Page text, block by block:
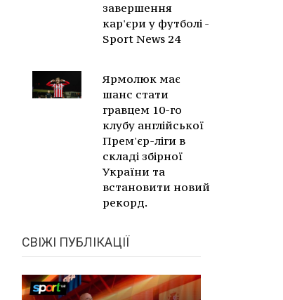
завершення
кар'єри у футболі -
Sport News 24
Ярмолюк має
шанс стати
гравцем 10-го
клубу англійської
Прем'єр-ліги в
складі збірної
України та
встановити новий
рекорд.
СВІЖІ ПУБЛІКАЦІЇ